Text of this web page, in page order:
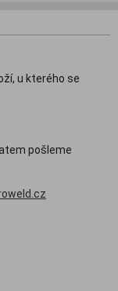
u kterého se
pošleme